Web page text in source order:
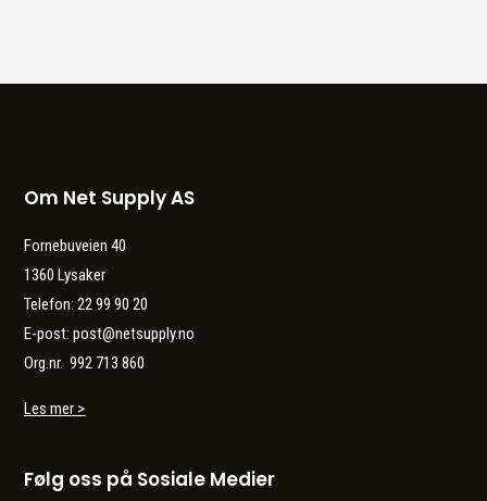
Om Net Supply AS
Fornebuveien 40
1360 Lysaker
Telefon: 22 99 90 20
E-post: post@netsupply.no
Org.nr. 992 713 860
Les mer >
Følg oss på Sosiale Medier